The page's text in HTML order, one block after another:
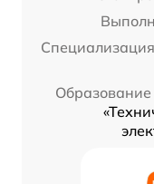
Образование